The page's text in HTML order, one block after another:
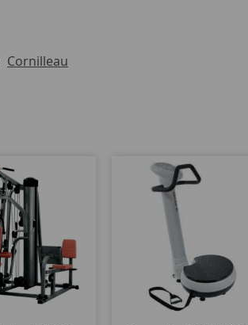
Cornilleau